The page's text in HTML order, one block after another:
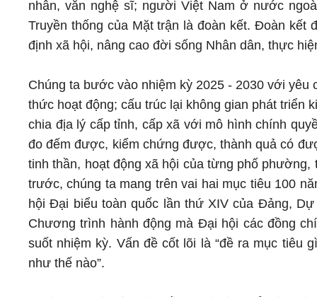
nhân, văn nghệ sĩ; người Việt Nam ở nước
Truyền thống của Mặt trận là đoàn kết. Đoàn
định xã hội, nâng cao đời sống Nhân dân, thực
Chúng ta bước vào nhiệm kỳ 2025 - 2030 với
thức hoạt động; cấu trúc lại không gian phát triển
chia địa lý cấp tỉnh, cấp xã với mô hình chính
đo đếm được, kiểm chứng được, thành quả có
tinh thần, hoạt động xã hội của từng phố
trước, chúng ta mang trên vai hai mục tiêu 100
hội Đại biểu toàn quốc lần thứ XIV của Đảng,
Chương trình hành động mà Đại hội các đồng
suốt nhiệm kỳ. Vấn đề cốt lõi là “đề ra mục tiêu
như thế nào”.